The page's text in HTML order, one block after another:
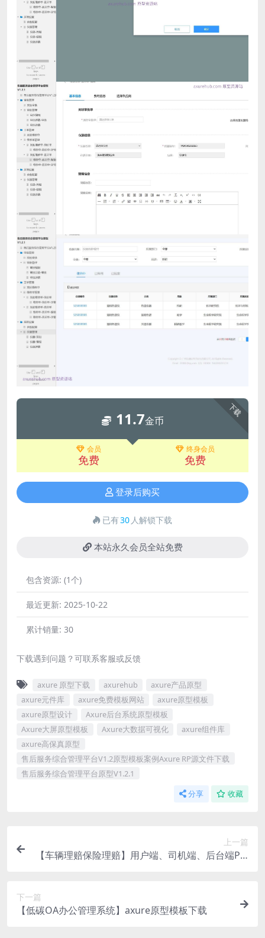
下载
11.7金币
会员
免费
终身会员
免费
登录后购买
已有30 人解锁下载
本站永久会员全站免费
包含资源: (1个)
最近更新: 2025-10-22
累计销量: 30
下载遇到问题？可联系客服或反馈
axure 原型下载 axurehub
axure产品原型
axure元件库
axure免费模板网站
axure原型模板
axure原型设计
Axure后台系统原型模板
Axure大屏原型模板
Axure大数据可视化
axure组件库
axure高保真原型
售后服务综合管理平台V1.2原型模板案例Axure RP源文件下载
售后服务综合管理平台原型V1.2.1
分享 收藏
上一篇
【车辆理赔保险理赔】用户端、司机端、后台端P R
下一篇
【低碳OA办公管理系统】axure原型模板下载